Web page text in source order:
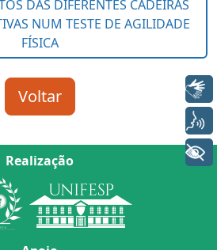
Realização